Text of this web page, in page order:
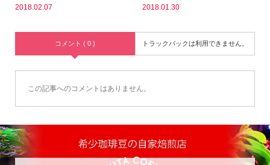
2018.02.07 2018.01.30
コメント ( 0 ) トラックバックは利用できません。
この記事へのコメントはありません。